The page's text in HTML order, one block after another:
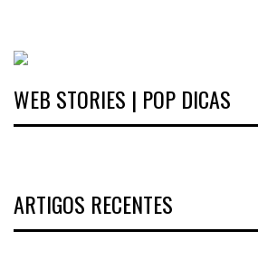
WEB STORIES | POP DICAS
Inspirações de looks plus size
ARTIGOS RECENTES